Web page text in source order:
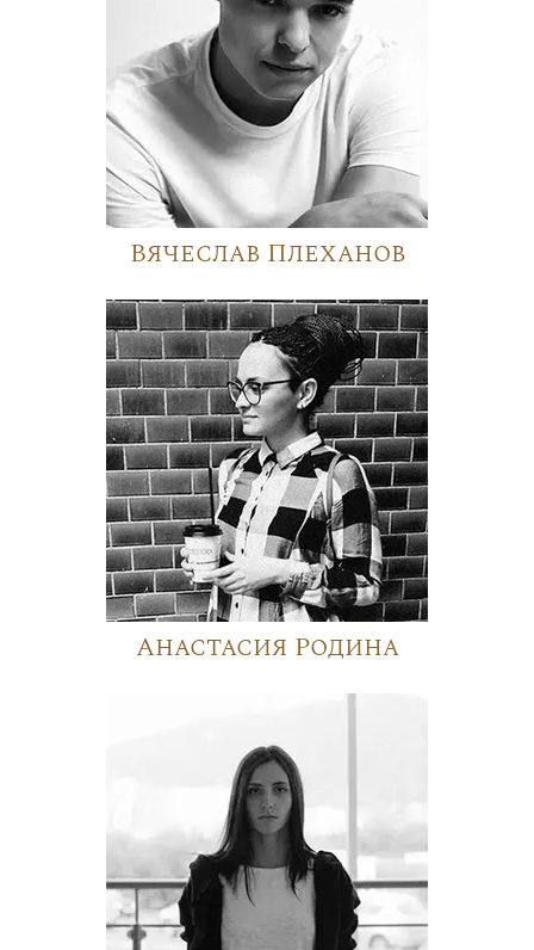
Вячеслав Плеханов
Анастасия Родина